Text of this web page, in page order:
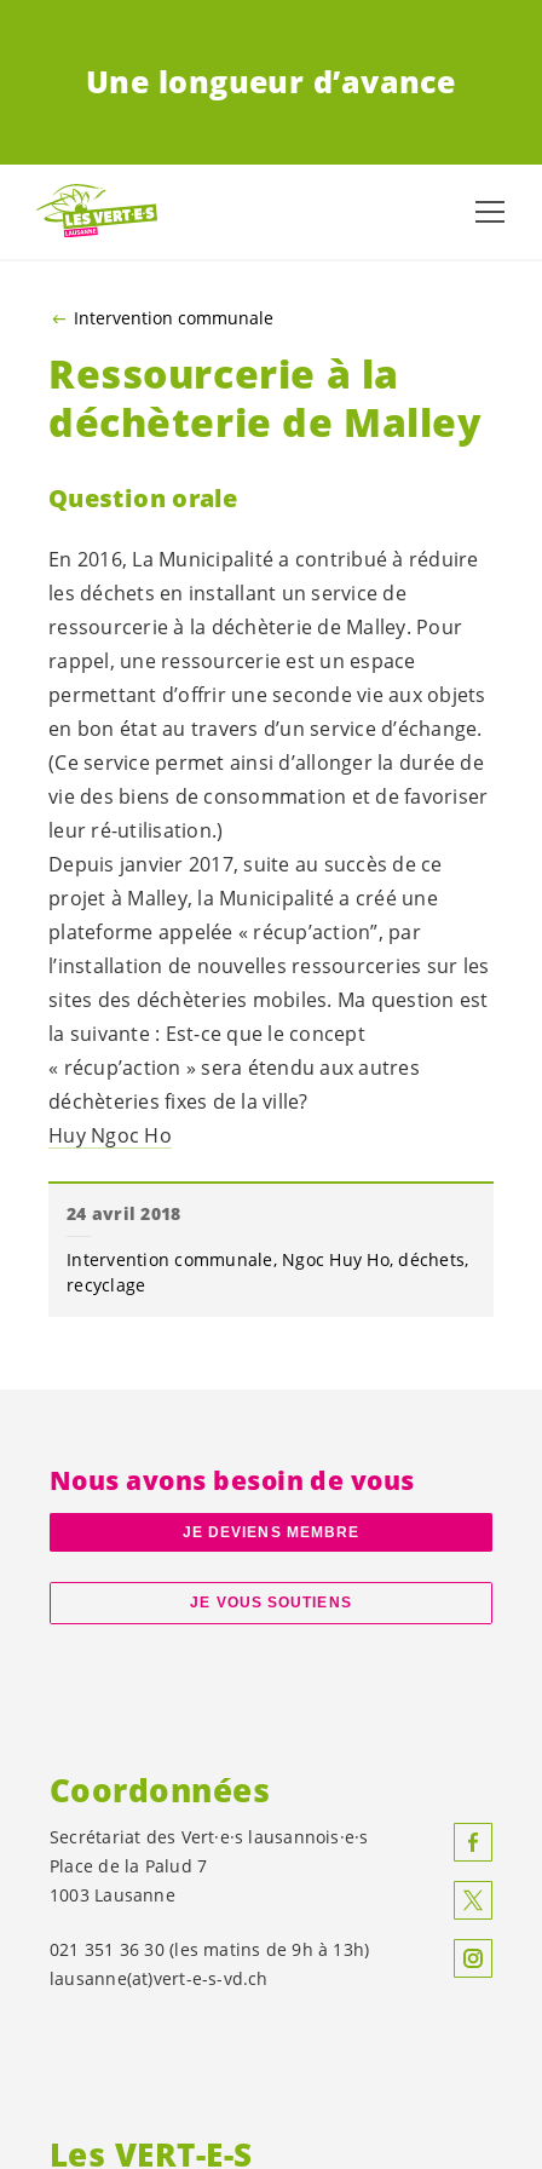
Une longueur d’avance
Intervention communale
Ressourcerie à la
déchèterie de Malley
Question orale
En 2016, La Municipalité a contribué à réduire
les déchets en installant un service de
ressourcerie à la déchèterie de Malley. Pour
rappel, une ressourcerie est un espace
permettant d’offrir une seconde vie aux objets
en bon état au travers d’un service d’échange.
(Ce service permet ainsi d’allonger la durée de
vie des biens de consommation et de favoriser
leur ré-utilisation.)
Depuis janvier 2017, suite au succès de ce
projet à Malley, la Municipalité a créé une
plateforme appelée « récup’action”, par
l’installation de nouvelles ressourceries sur les
sites des déchèteries mobiles. Ma question est
la suivante : Est-ce que le concept
« récup’action » sera étendu aux autres
déchèteries fixes de la ville?
Huy Ngoc Ho
24 avril 2018
Intervention communale Ngoc Huy Ho déchets
recyclage
Les VERT-E-S
Nous avons besoin de vous
JE DEVIENS MEMBRE
JE VOUS SOUTIENS
Coordonnées
Secrétariat des Vert·e·s lausannois·e·s
Place de la Palud 7
1003 Lausanne
021 351 36 30 (les matins de 9h à 13h)
lausanne(at)vert-e-s-vd.ch